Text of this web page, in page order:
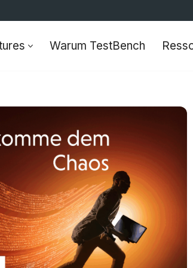
Warum TestBench